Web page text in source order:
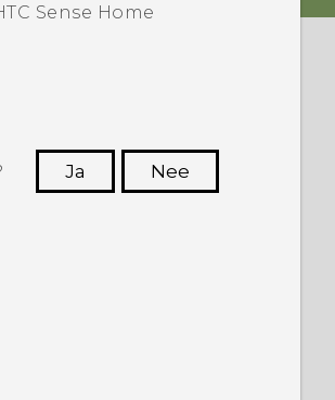
Sense Home
Ja
Nee